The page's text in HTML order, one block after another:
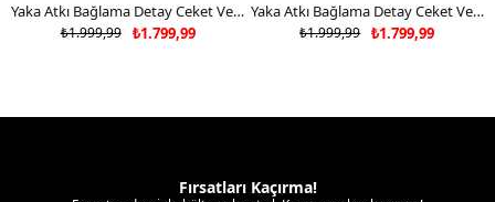
Yaka Atkı Bağlama Detay Ceket Ve Pantolonlu Double Kumaş İkili Takım Siyah 2117
₺1.799,99
₺1.999,99
Yaka Atkı Bağlama Detay Ceket Ve Pantolonlu Double Kumaş İkili Takım Bej 2117
₺1.799,99
₺1.999,99
Fırsatları Kaçırma!